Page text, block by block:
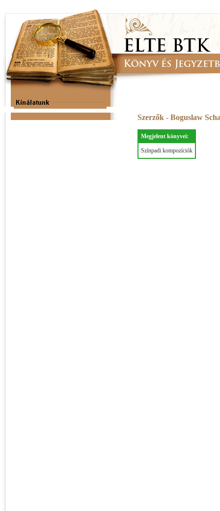
Szerzők - Boguslaw
Megjelent könyvei:
Színpadi kompozíciók